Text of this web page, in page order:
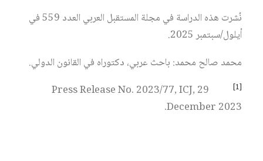
نُشرت هذه الدراسة في مجلة المستقبل العربي العدد 559 في
أيلول/سبتمبر 2025.
محمد صالح محمد: باحث عربي، دكتوراه في القانون الدولي.
[1]
Press Release No. 2023/77, ICJ, 29
December 2023.